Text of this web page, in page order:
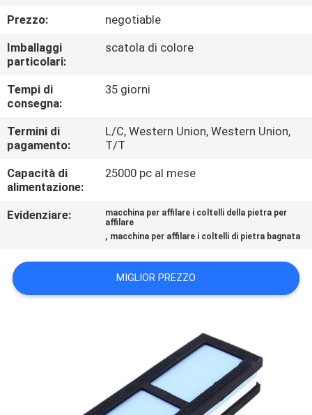
CONTROLLO
DELLA
QUALITÀ
CONTATTACI
NOTIZIE
UN
PREVENTIVO
Prezzo:
negotiable
Imballaggi
particolari:
scatola di colore
Tempi di
consegna:
35 giorni
Termini di
pagamento:
L/C, Western Union, Western Union,
T/T
Capacità di
alimentazione:
25000 pc al mese
Evidenziare:
macchina per affilare i coltelli della pietra per
affilare
, macchina per affilare i coltelli di pietra bagnata
MIGLIOR PREZZO